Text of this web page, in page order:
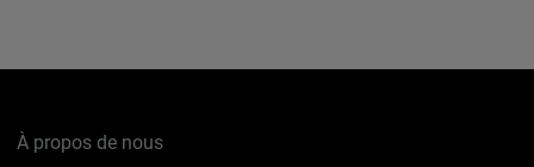
À propos de nous